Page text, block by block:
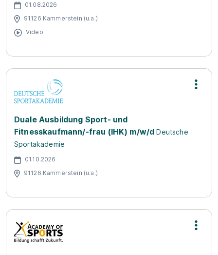
01.08.2026
91126 Kammerstein (u.a.)
Video
Duale Ausbildung Sport- und
Fitnesskaufmann/-frau (IHK) m/w/d Deutsche
Sportakademie
01.10.2026
91126 Kammerstein (u.a.)